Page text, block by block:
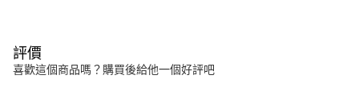
評價
喜歡這個商品嗎？購買後給他一個好評吧